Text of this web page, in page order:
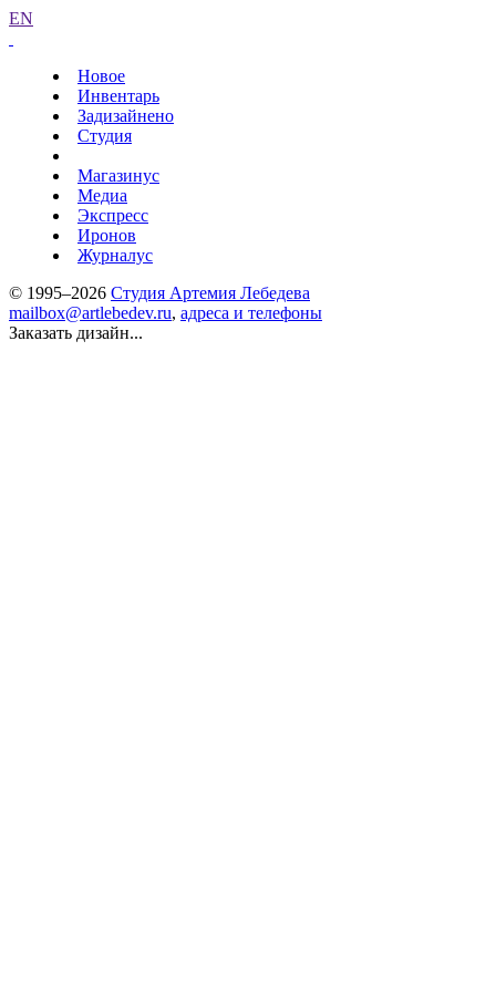
EN
Новое
Инвентарь
Задизайнено
Студия
Магазинус
Медиа
Экспресс
Иронов
Журналус
© 1995–2026 Студия Артемия Лебедева
mailbox@artlebedev.ru, адреса и телефоны
Заказать дизайн...